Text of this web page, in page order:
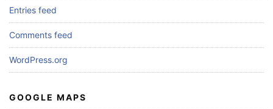
Entries feed
Comments feed
WordPress.org
GOOGLE MAPS